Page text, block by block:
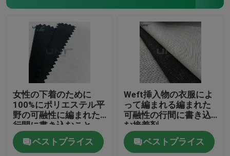
女性の下着のために
100%にポリエステル平
野の可融性に編まれた
行間に書き込むこと
ベストプライス
Weft挿入物の衣服によ
って編まれる編まれた
可融性の行間に書き込
む接着剤
ベストプライス